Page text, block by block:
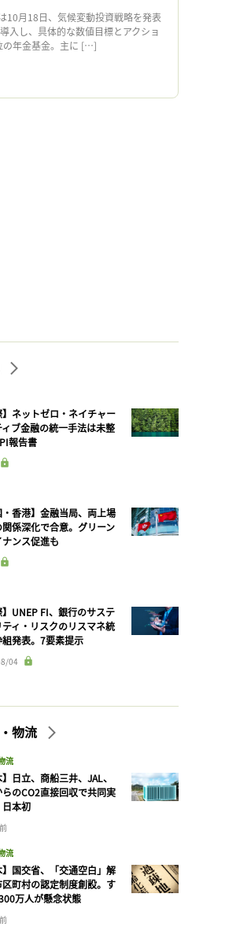
10月18日、気候変動投資戦略を発表
入し、具体的な数値目標とアクショ
の年金基金。主に […]
】ネットゼロ・ネイチャー
ブ金融の統一手法は未整
報告書
・香港】金融当局、両上場
係深化で合意。グリーン
ナンス促進も
】UNEP FI、銀行のサステ
ティ・リスクのリスマネ統
発表。7要素提示
04
物流
流
】日立、商船三井、JAL、
のCO2直接回収で共同実
本初
流
】国交省、「交通空白」解
町村の認定制度創設。す
万人が懸念状態